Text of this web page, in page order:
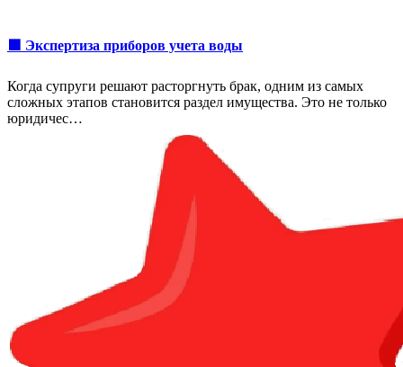
🟩 Экспертиза приборов учета воды
Когда супруги решают расторгнуть брак, одним из самых
сложных этапов становится раздел имущества. Это не только
юридичес…